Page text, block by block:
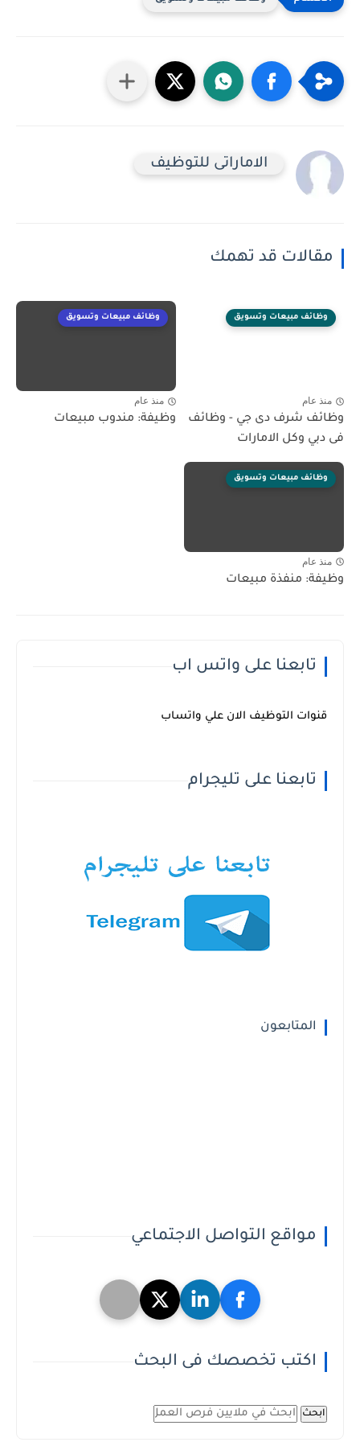
الاماراتى للتوظيف
مقالات قد تهمك
وظائف مبيعات وتسويق
منذ عام
وظائف شرف دى جي - وظائف
فى دبي وكل الامارات
وظائف مبيعات وتسويق
منذ عام
وظيفة: مندوب مبيعات
وظائف مبيعات وتسويق
منذ عام
وظيفة: منفذة مبيعات
تابعنا على واتس اب
قنوات التوظيف الان علي واتساب
تابعنا على تليجرام
المتابعون
مواقع التواصل الاجتماعي
اكتب تخصصك فى البحث
ابحث